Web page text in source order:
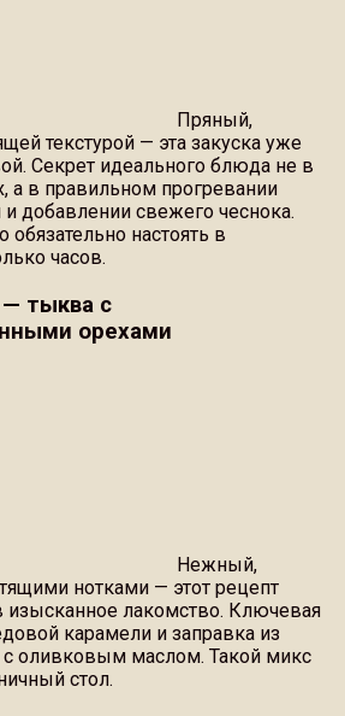
Пряный,
текстурой — эта закуска уже
Секрет идеального блюда не в
а в правильном прогревании
добавлении свежего чеснока.
обязательно настоять в
часов.
тыква с
орехами
Нежный,
нотками — этот рецепт
изысканное лакомство. Ключевая
карамели и заправка из
с оливковым маслом. Такой микс
стол.